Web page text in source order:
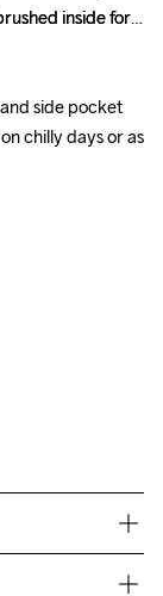
inside for
side pocket
chilly days or as
inside for
side pocket
chilly days or as